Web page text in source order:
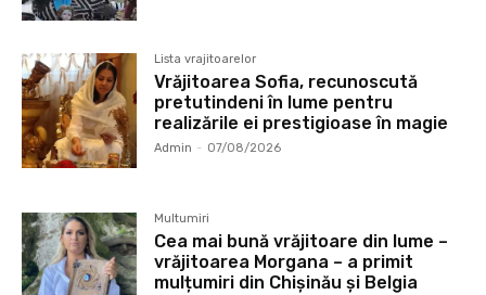
Lista vrajitoarelor
Vrăjitoarea Sofia, recunoscută
pretutindeni în lume pentru
realizările ei prestigioase în magie
Admin - 07/08/2026
Multumiri
Cea mai bună vrăjitoare din lume –
vrăjitoarea Morgana – a primit
mulțumiri din Chișinău și Belgia